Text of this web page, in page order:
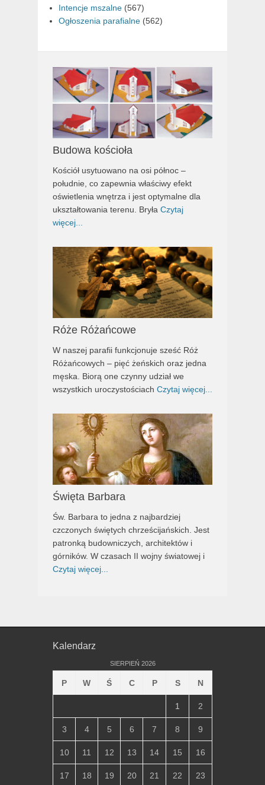
Intencje mszalne (567)
Ogłoszenia parafialne (562)
Budowa kościoła
Kościół usytuowano na osi północ –
południe, co zapewnia właściwy efekt
oświetlenia wnętrza i jest optymalne dla
ukształtowania terenu. Bryła Czytaj
więcej...
Róże Różańcowe
W naszej parafii funkcjonuje sześć Róż
Różańcowych – pięć żeńskich oraz jedna
męska. Biorą one czynny udział we
wszystkich uroczystościach Czytaj więcej...
Święta Barbara
Św. Barbara to jedna z najbardziej
czczonych świętych chrześcijańskich. Jest
patronką budowniczych, architektów i
górników. W czasach II wojny światowej i
Czytaj więcej...
Kalendarz
SIERPIEŃ 2026
P W Ś C P S N
1 2
3 4 5 6 7 8 9
10 11 12 13 14 15 16
17 18 19 20 21 22 23